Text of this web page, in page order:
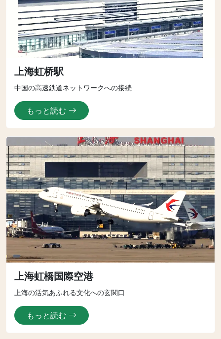
上海虹桥駅
中国の高速鉄道ネットワークへの接続
もっと読む
上海虹橋国際空港
上海の活気あふれる文化への玄関口
もっと読む